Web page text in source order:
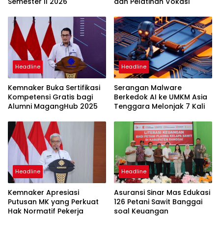
Headline
Kemnaker Buka Sertifikasi
Kompetensi Gratis bagi
Alumni MagangHub 2025
Headline
Serangan Malware
Berkedok AI ke UMKM Asia
Tenggara Melonjak 7 Kali
Headline
Kemnaker Apresiasi
Putusan MK yang Perkuat
Hak Normatif Pekerja
Headline
Asuransi Sinar Mas Edukasi
126 Petani Sawit Banggai
soal Keuangan